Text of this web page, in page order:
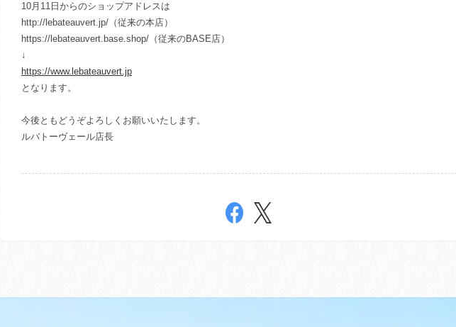
10月11日からのショップアドレスは
http://lebateauvert.jp/（従来の本店）
https://lebateauvert.base.shop/（従来のBASE店）
↓
https://www.lebateauvert.jp
となります。
今後ともどうぞよろしくお願いいたします。
ルバトーヴェール店長